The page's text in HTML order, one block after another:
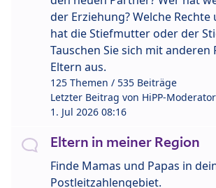
der Erziehung? Welche
hat die Stiefmutter oder der
Tauschen Sie sich mit anderen
Eltern aus.
125 Themen / 535 Beiträge
Letzter Beitrag von HiPP-Moderator
1. Jul 2026 08:16
Eltern in meiner Region
Finde Mamas und Papas in
Postleitzahlengebiet.